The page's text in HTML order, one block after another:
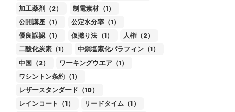
加工薬剤（2）
制電素材（1）
公開講座（1）
公定水分率（1）
優良誤認（1）
仮撚り法（1）
人権（2）
二酸化炭素（1）
中鎖塩素化パラフィン（1）
中国（2）
ワーキングウエア（1）
ワシントン条約（1）
レザースタンダード（10）
レインコート（1）
リードタイム（1）